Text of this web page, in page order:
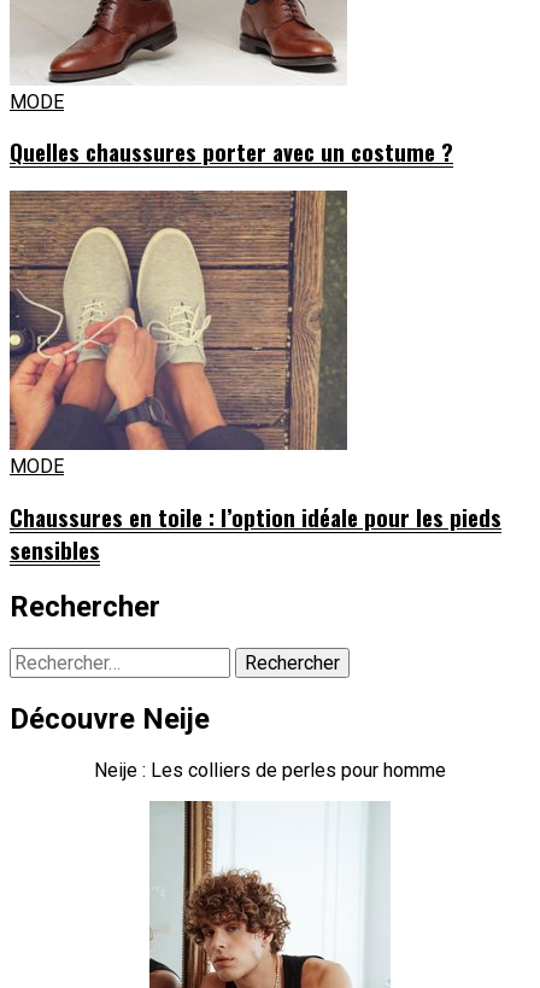
MODE
Quelles chaussures porter avec un costume ?
MODE
Chaussures en toile : l’option idéale pour les pieds
sensibles
Rechercher
Rechercher :
Découvre Neije
Neije : Les colliers de perles pour homme